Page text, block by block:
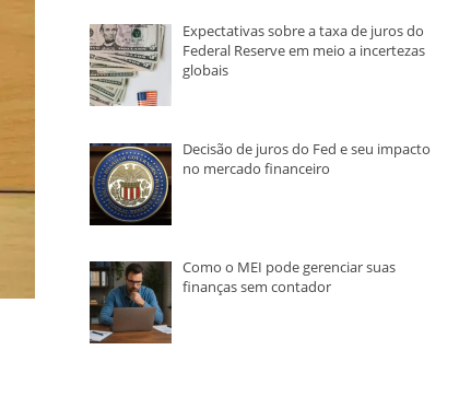
Expectativas sobre a taxa de juros do
Federal Reserve em meio a incertezas
globais
Decisão de juros do Fed e seu impacto
no mercado financeiro
Como o MEI pode gerenciar suas
finanças sem contador